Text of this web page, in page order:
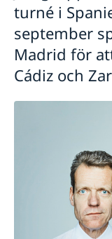
turné i
september
Madrid för
Cádiz och